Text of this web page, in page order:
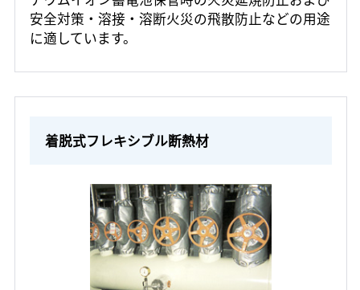
安全対策・溶接・溶断火災の飛散防止などの用途
に適しています。
着脱式フレキシブル断熱材